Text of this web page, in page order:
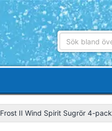
Frost II Wind Spirit Sugrör 4-pack